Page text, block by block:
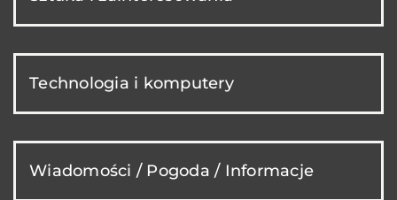
Technologia i komputery
Wiadomości / Pogoda / Informacje